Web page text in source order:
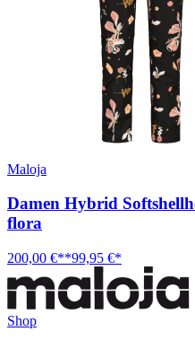
Maloja
Damen Hybrid
flora
200,00 €**99,95 €*
Shop